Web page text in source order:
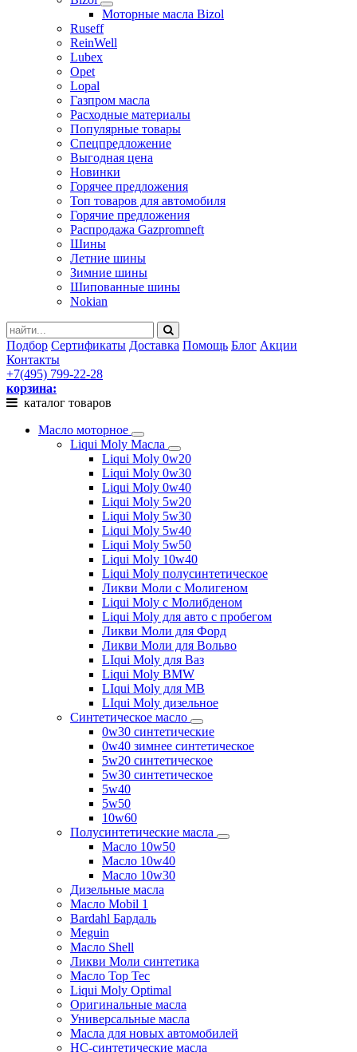
Моторные масла Bizol
Ruseff
ReinWell
Lubex
Opet
Lopal
Газпром масла
Расходные материалы
Популярные товары
Спецпредложение
Выгодная цена
Новинки
Горячее предложения
Топ товаров для автомобиля
Горячие предложения
Распродажа Gazpromneft
Шины
Летние шины
Зимние шины
Шипованные шины
Nokian
Подбор Сертификаты Доставка Помощь Блог Акции
Контакты
+7(495) 799-22-28
корзина:
каталог товаров
Масло моторное
Liqui Moly Масла
Liqui Moly 0w20
Liqui Moly 0w30
Liqui Moly 0w40
Liqui Moly 5w20
Liqui Moly 5w30
Liqui Moly 5w40
Liqui Moly 5w50
Liqui Moly 10w40
Liqui Moly полусинтетическое
Ликви Моли с Молигеном
Liqui Moly с Молибденом
Liqui Moly для авто с пробегом
Ликви Моли для Форд
Ликви Моли для Вольво
LIqui Moly для Ваз
Liqui Moly BMW
LIqui Moly для MB
LIqui Moly дизельное
Синтетическое масло
0w30 синтетические
0w40 зимнее синтетическое
5w20 синтетическое
5w30 синтетическое
5w40
5w50
10w60
Полусинтетические масла
Масло 10w50
Масло 10w40
Масло 10w30
Дизельные масла
Масло Mobil 1
Bardahl Бардаль
Meguin
Масло Shell
Ликви Моли синтетика
Масло Top Tec
Liqui Moly Optimal
Оригинальные масла
Универсальные масла
Масла для новых автомобилей
HC-синтетические масла